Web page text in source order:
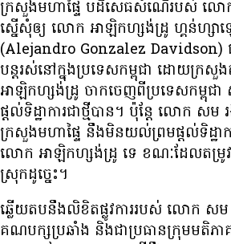
ក្រសួង​មហាផ្ទៃ បដិសេធ​សំណើ​របស់ លោ
ស្នើសុំ​ឲ្យ លោក អាឡិកហ្សង់ដ្រូ ហ្គន់ហ្សា
(Alejandro Gonzalez Davidson)
បន្ត​រស់នៅ​ក្នុង​ប្រទេស​កម្ពុជា ដោយ​ក្រសួ
អាឡិកហ្សង់ដ្រូ ចាក​ចេញ​ពី​ប្រទេស​កម្ពុជ
ផ្តល់​ទិដ្ឋាការ​ជា​ថ្មី​បាន។ ប៉ុន្តែ លោក សម រ
ក្រសួង​មហាផ្ទៃ នឹង​មិន​យល់​ព្រម​ផ្តល់​ទិដ្ឋាក
លោក អាឡិកហ្សង់ដ្រូ ទេ ខណៈ​ដែល​តម្រូ
ស្រុក​ដូច្នេះ។
ឆ្លើយ​តប​នឹង​លិខិត​ផ្លូវ​ការ​របស់ លោក សម
គណបក្ស​ប្រឆាំង និង​ជា​ប្រធាន​ក្រុម​មតិ​ភា